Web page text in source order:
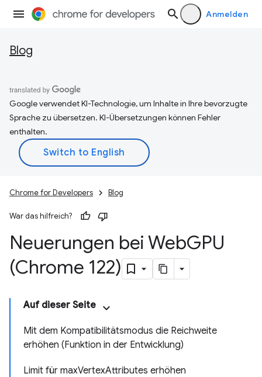
Anmelden
Blog
Google verwendet KI-Technologie, um Inhalte in Ihre bevorzugte
Sprache zu übersetzen. KI-Übersetzungen können Fehler
enthalten.
Chrome for Developers Blog
War das hilfreich?
Neuerungen bei WebGPU
(Chrome 122)
Auf dieser Seite
Mit dem Kompatibilitätsmodus die Reichweite
erhöhen (Funktion in der Entwicklung)
Limit für maxVertexAttributes erhöhen